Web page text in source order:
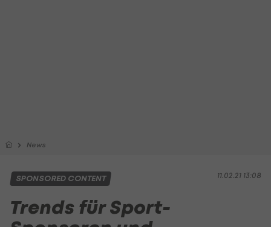
News
11.02.21 13:08
SPONSORED CONTENT
Trends für Sport-